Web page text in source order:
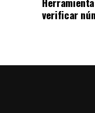
verificar